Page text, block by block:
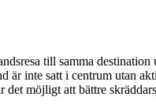
till samma
är inte satt i centrum utan
möjligt att bättre